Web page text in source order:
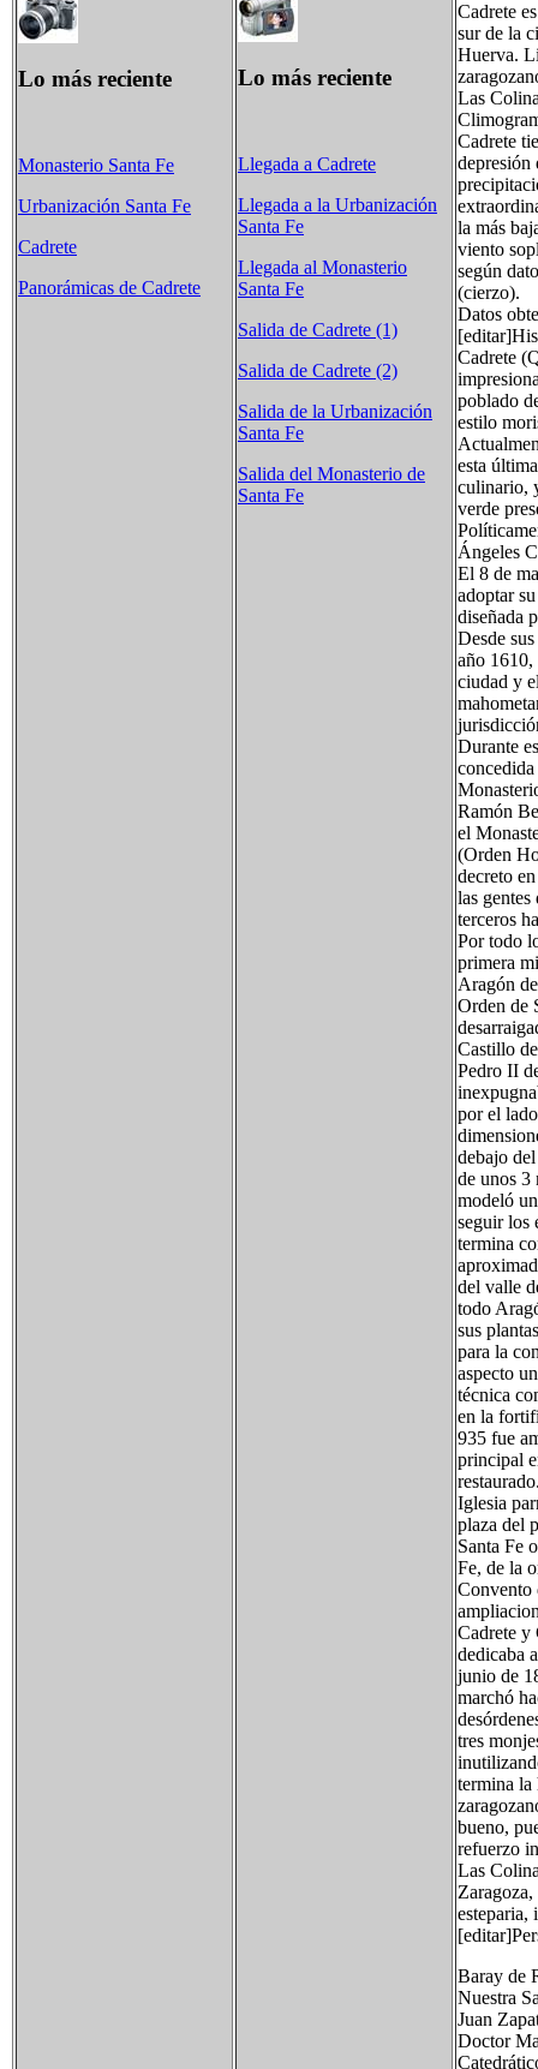
Lo más reciente
Monasterio Santa Fe
Urbanización Santa Fe
Cadrete
Panorámicas de Cadrete
Lo más reciente
Llegada a Cadrete
Llegada a la Urbanización
Santa Fe
Llegada al Monasterio
Santa Fe
Salida de Cadrete (1)
Salida de Cadrete (2)
Salida de la Urbanización
Santa Fe
Salida del Monasterio de
Santa Fe
Cadrete
sur de la
Huerva.
Las
Cadrete
depresión
la más
viento
según
(cierzo).
Datos
Cadrete
poblado
estilo
esta
culinario,
verde
Ángeles
El 8 de
adoptar
diseñada
Desde
año 1610,
ciudad y
Durante
Ramón
el
(Orden
decreto
las
terceros
Por todo
primera
Aragón
Orden de
Castillo
Pedro II
por el
debajo
de unos 3
modeló
seguir los
termina
del valle
todo
sus
para la
aspecto
técnica
en la
935 fue
principal
Iglesia
plaza del
Santa Fe
Fe, de la
Convento
Cadrete y
dedicaba
junio de
marchó
tres
termina la
bueno,
refuerzo
Las
esteparia,
Baray de
Nuestra
Juan
Doctor